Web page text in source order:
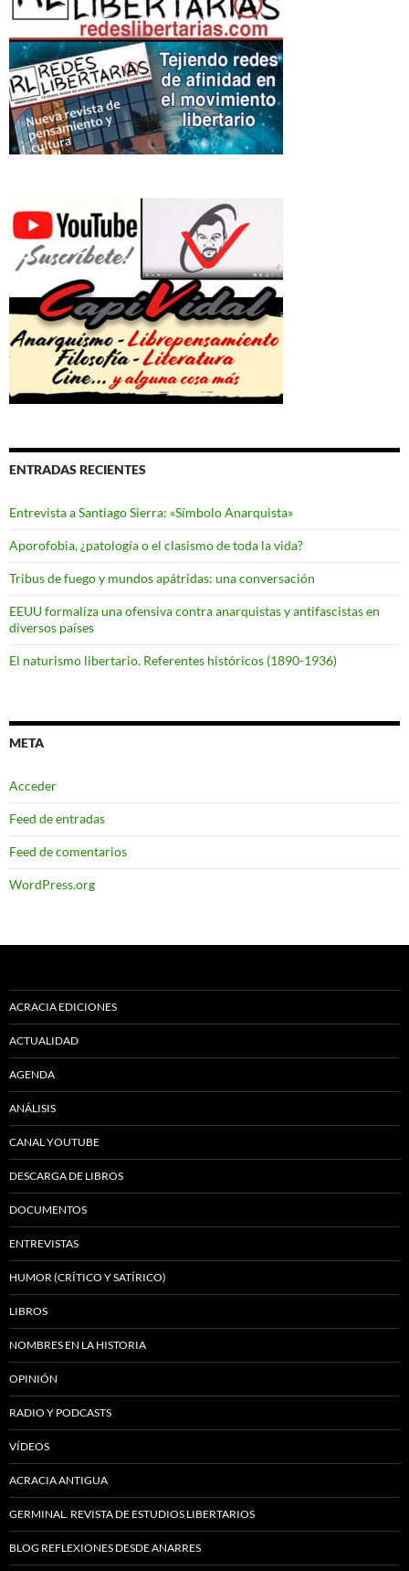
ENTRADAS RECIENTES
Entrevista a Santiago Sierra: «Símbolo Anarquista»
Aporofobia, ¿patología o el clasismo de toda la vida?
Tribus de fuego y mundos apátridas: una conversación
EEUU formaliza una ofensiva contra anarquistas y antifascistas en
diversos países
El naturismo libertario. Referentes históricos (1890-1936)
META
Acceder
Feed de entradas
Feed de comentarios
WordPress.org
ACRACIA EDICIONES
ACTUALIDAD
AGENDA
ANÁLISIS
CANAL YOUTUBE
DESCARGA DE LIBROS
DOCUMENTOS
ENTREVISTAS
HUMOR (CRÍTICO Y SATÍRICO)
LIBROS
NOMBRES EN LA HISTORIA
OPINIÓN
RADIO Y PODCASTS
VÍDEOS
ACRACIA ANTIGUA
GERMINAL. REVISTA DE ESTUDIOS LIBERTARIOS
BLOG REFLEXIONES DESDE ANARRES